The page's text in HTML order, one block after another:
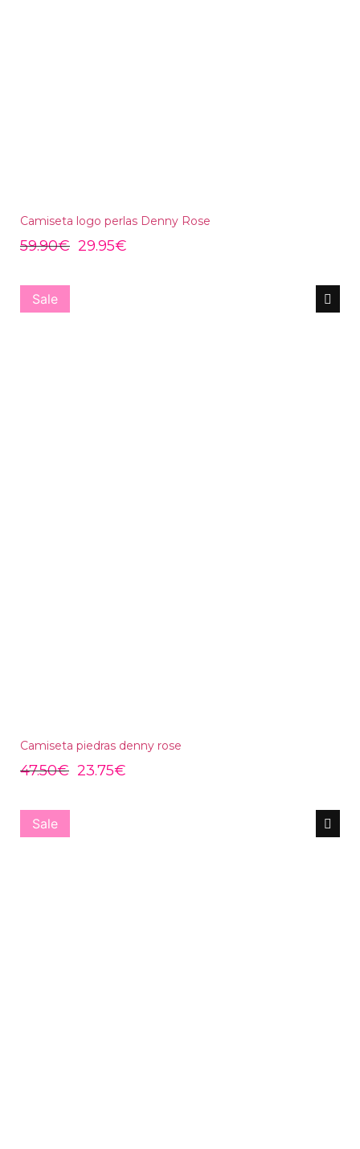
Camiseta logo perlas Denny Rose
59.90€ 29.95€
Sale
Camiseta piedras denny rose
47.50€ 23.75€
Sale